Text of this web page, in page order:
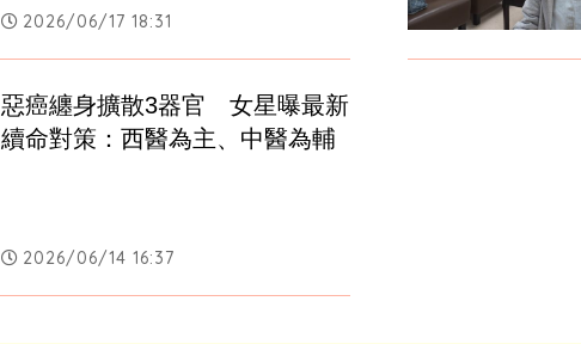
2026/06/17 18:31
惡癌纏身擴散3器官　女星曝最新
續命對策：西醫為主、中醫為輔
2026/06/14 16:37